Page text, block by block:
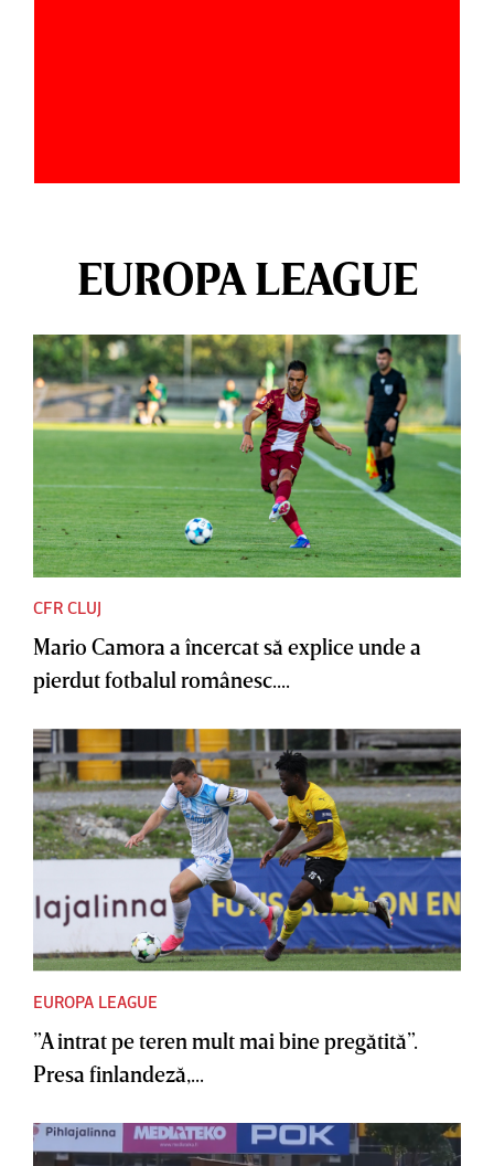
EUROPA LEAGUE
CFR CLUJ
Mario Camora a încercat să explice unde a
pierdut fotbalul românesc....
EUROPA LEAGUE
”A intrat pe teren mult mai bine pregătită”.
Presa finlandeză,...